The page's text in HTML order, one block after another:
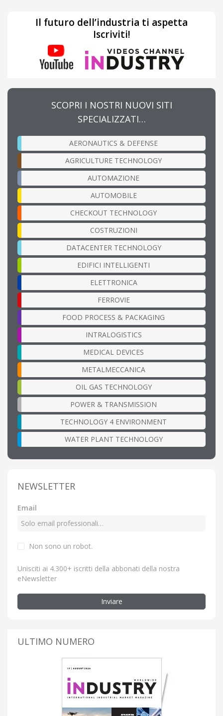
Il futuro dell’industria ti aspetta
Iscriviti!
SCOPRI I NOSTRI NUOVI SITI
SPECIALIZZATI…
AERONAUTICS & DEFENSE
AGRICULTURE TECHNOLOGY
AUTOMAZIONE
AUTOMOBILE
CHECKOUT TECHNOLOGY
COSTRUZIONI
DATACENTER TECHNOLOGY
EDIFICI INTELLIGENTI
ELETTRONICA
FERROVIE
FOOD PROCESS & PACKAGING
INTRALOGISTICS
MEDICAL DEVICES
METALMECCANICA
OIL GAS TECHNOLOGY
POWER & TRANSMISSION
TECHNOLOGY 4 ENVIRONMENT
WATER PLANT TECHNOLOGY
NEWSLETTER
Email
Non sono un robot.
Unisciti ai 4.300+ iscritti della abbonati della nostra
eNewsletter
Inviare
ULTIMO NUMERO